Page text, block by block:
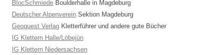
BlocSchmiede Boulderhalle in Magdeburg
Deutscher Alpenverein Sektion Magdeburg
Geoquest Verlag Kletterführer und andere gute Bücher
IG Klettern Halle/Löbejün
IG Klettern Niedersachsen